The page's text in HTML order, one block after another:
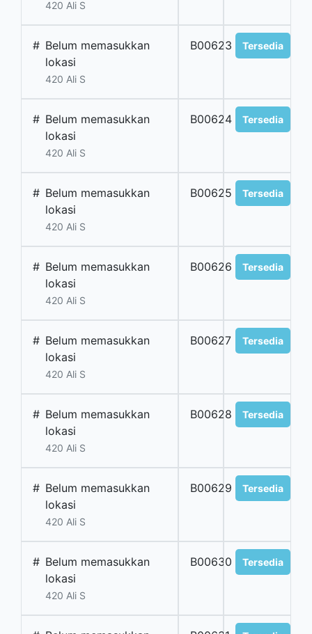
420 Ali S
# Belum memasukkan
lokasi
420 Ali S
B00623 Tersedia
# Belum memasukkan
lokasi
420 Ali S
B00624 Tersedia
# Belum memasukkan
lokasi
420 Ali S
B00625 Tersedia
# Belum memasukkan
lokasi
420 Ali S
B00626 Tersedia
# Belum memasukkan
lokasi
420 Ali S
B00627 Tersedia
# Belum memasukkan
lokasi
420 Ali S
B00628 Tersedia
# Belum memasukkan
lokasi
420 Ali S
B00629 Tersedia
# Belum memasukkan
lokasi
420 Ali S
B00630 Tersedia